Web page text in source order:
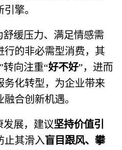
擎。
舒缓压力、满足情感需
行的非必需型消费，其
转向注重“好不好”，进而
务化转型，为企业带来
融合创新机遇。
发展，建议坚持价值引
止其滑入盲目跟风、攀